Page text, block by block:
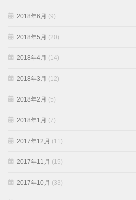
2018年6月 (9)
2018年5月 (20)
2018年4月 (14)
2018年3月 (12)
2018年2月 (5)
2018年1月 (7)
2017年12月 (11)
2017年11月 (15)
2017年10月 (33)